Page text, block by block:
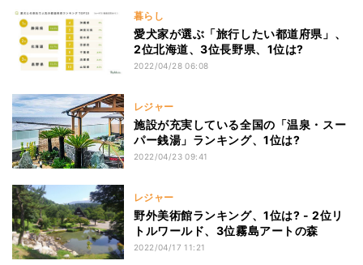
暮らし
愛犬家が選ぶ「旅行したい都道府県」、
2位北海道、3位長野県、1位は?
2022/04/28 06:08
レジャー
施設が充実している全国の「温泉・スー
パー銭湯」ランキング、1位は?
2022/04/23 09:41
レジャー
野外美術館ランキング、1位は? - 2位リ
トルワールド、3位霧島アートの森
2022/04/17 11:21